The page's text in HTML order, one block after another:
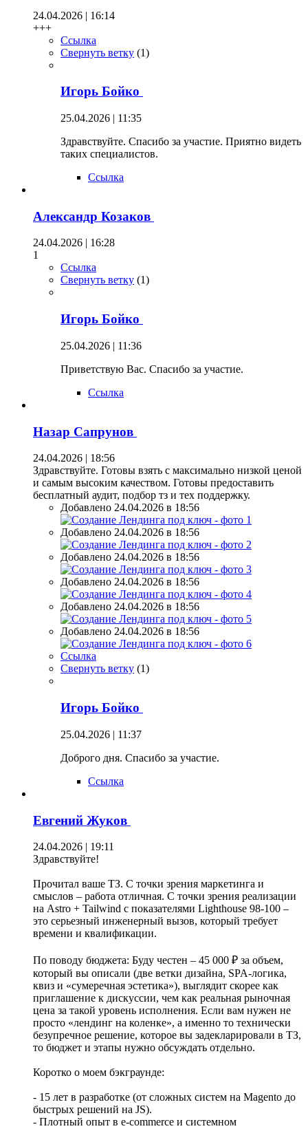
24.04.2026 | 16:14
+++
Ссылка
Свернуть ветку (1)
Игорь Бойко
25.04.2026 | 11:35
Здравствуйте. Спасибо за участие. Приятно видеть
таких специалистов.
Ссылка
Александр Козаков
24.04.2026 | 16:28
1
Ссылка
Свернуть ветку (1)
Игорь Бойко
25.04.2026 | 11:36
Приветствую Вас. Спасибо за участие.
Ссылка
Назар Сапрунов
24.04.2026 | 18:56
Здравствуйте. Готовы взять с максимально низкой ценой
и самым высоким качеством. Готовы предоставить
бесплатный аудит, подбор тз и тех поддержку.
Добавлено 24.04.2026 в 18:56
Добавлено 24.04.2026 в 18:56
Добавлено 24.04.2026 в 18:56
Добавлено 24.04.2026 в 18:56
Добавлено 24.04.2026 в 18:56
Добавлено 24.04.2026 в 18:56
Ссылка
Свернуть ветку (1)
Игорь Бойко
25.04.2026 | 11:37
Доброго дня. Спасибо за участие.
Ссылка
Евгений Жуков
24.04.2026 | 19:11
Здравствуйте!
Прочитал ваше ТЗ. С точки зрения маркетинга и
смыслов – работа отличная. С точки зрения реализации
на Astro + Tailwind с показателями Lighthouse 98-100 –
это серьезный инженерный вызов, который требует
времени и квалификации.
По поводу бюджета: Буду честен – 45 000 ₽ за объем,
который вы описали (две ветки дизайна, SPA-логика,
квиз и «сумеречная эстетика»), выглядит скорее как
приглашение к дискуссии, чем как реальная рыночная
цена за такой уровень исполнения. Если вам нужен не
просто «лендинг на коленке», а именно то технически
безупречное решение, которое вы задекларировали в ТЗ,
то бюджет и этапы нужно обсуждать отдельно.
Коротко о моем бэкграунде:
- 15 лет в разработке (от сложных систем на Magento до
быстрых решений на JS).
- Плотный опыт в e-commerce и системном